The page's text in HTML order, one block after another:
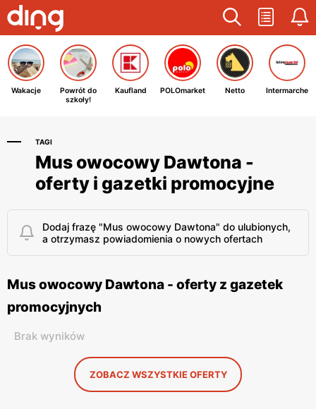
Wakacje
Powrót do
szkoły!
Kaufland POLOmarket Netto Intermarche
TAGI
Mus owocowy Dawtona -
oferty i gazetki promocyjne
Dodaj frazę "Mus owocowy Dawtona" do ulubionych,
a otrzymasz powiadomienia o nowych ofertach
Mus owocowy Dawtona - oferty z gazetek
promocyjnych
Brak wyników
ZOBACZ WSZYSTKIE OFERTY